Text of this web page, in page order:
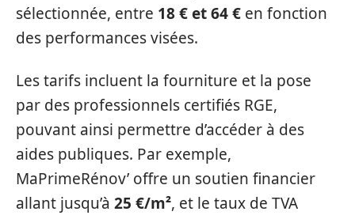
sélectionnée, entre 18 € et 64 € en fonction
des performances visées.
Les tarifs incluent la fourniture et la pose
par des professionnels certifiés RGE,
pouvant ainsi permettre d’accéder à des
aides publiques. Par exemple,
MaPrimeRénov’ offre un soutien financier
allant jusqu’à 25 €/m², et le taux de TVA